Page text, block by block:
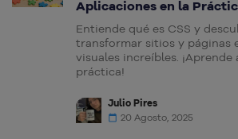
Aplicaciones en la
Entiende qué es CSS y
transformar sitios y páginas
visuales increíbles. ¡Aprende
práctica!
Julio Pires
20 Agosto, 2025